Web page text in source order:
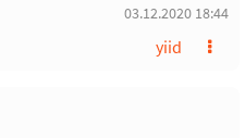
03.12.2020 18:44
yiid